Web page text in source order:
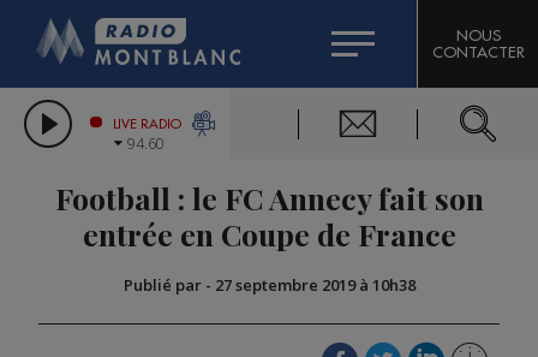
LES CHRONIQUES DE L'EXPERT
CITIZEN MACHINERY
GRAND MASSIF DOMAINES SKIABLES
BIGARD
COMPAGNIE DU MONT-BLANC
NOUS
CONTACTER
LIVE RADIO
94.60
Football : le FC Annecy fait son
entrée en Coupe de France
Publié par - 27 septembre 2019 à 10h38